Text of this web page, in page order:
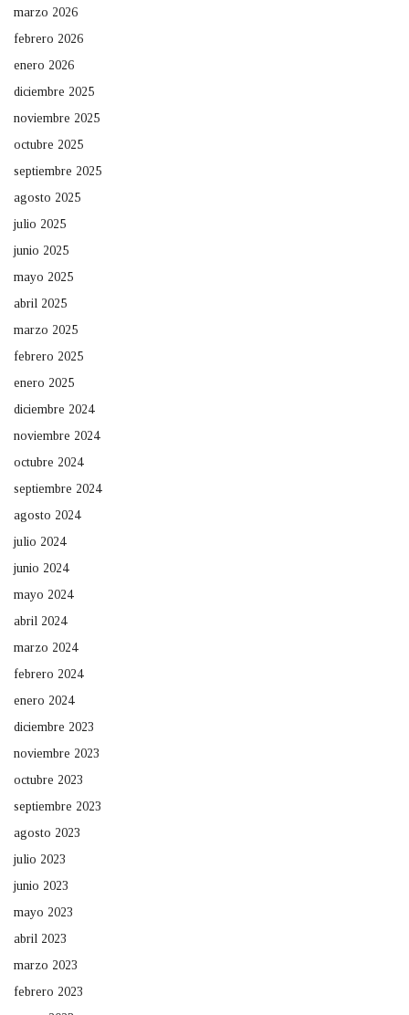
marzo 2026
febrero 2026
enero 2026
diciembre 2025
noviembre 2025
octubre 2025
septiembre 2025
agosto 2025
julio 2025
junio 2025
mayo 2025
abril 2025
marzo 2025
febrero 2025
enero 2025
diciembre 2024
noviembre 2024
octubre 2024
septiembre 2024
agosto 2024
julio 2024
junio 2024
mayo 2024
abril 2024
marzo 2024
febrero 2024
enero 2024
diciembre 2023
noviembre 2023
octubre 2023
septiembre 2023
agosto 2023
julio 2023
junio 2023
mayo 2023
abril 2023
marzo 2023
febrero 2023